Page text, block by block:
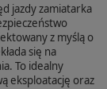
jazdy zamiatarka
z myślą o
się na
To idealny
eksploatację oraz